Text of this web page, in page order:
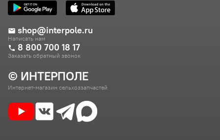
© ИНТЕРПОЛЕ
Интернет-магазин сельхоззапчастей
shop@interpole.ru
Написать нам
8 800 700 18 17
Заказать обратный звонок